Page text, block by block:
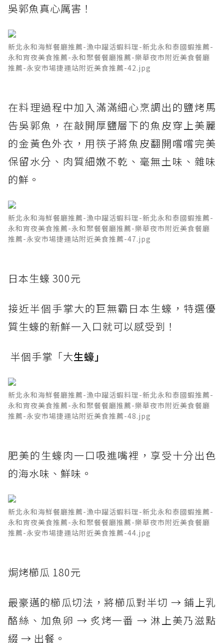
吳郭魚真心厲害！
新北永和海鮮餐廳推薦-漁中躍活蝦料理-新北永和泰國蝦推薦-
永和宵夜美食推薦-永和聚餐餐廳推薦-樂華夜市附近美食餐廳
推薦-永安市場捷運站附近美食推薦-42.jpg
在料理過程中加入滿滿細心烹調出的鹽烤馬
告吳郭魚，在敲開厚鹽層下的魚皮穿上美麗
的金黃色外衣，用筷子將魚皮翻開嚐嚐完美
保留水分、肉質細嫩不乾、毫無土味、雜味
的鮮。
新北永和海鮮餐廳推薦-漁中躍活蝦料理-新北永和泰國蝦推薦-
永和宵夜美食推薦-永和聚餐餐廳推薦-樂華夜市附近美食餐廳
推薦-永安市場捷運站附近美食推薦-47.jpg
日本生蠔 300元
接近半個手掌大的巨無霸日本生蠔，特選優
質生蠔的新鮮一入口就可以感受到！
半個手掌「大生蠔」
新北永和海鮮餐廳推薦-漁中躍活蝦料理-新北永和泰國蝦推薦-
永和宵夜美食推薦-永和聚餐餐廳推薦-樂華夜市附近美食餐廳
推薦-永安市場捷運站附近美食推薦-48.jpg
肥美的生蠔肉一口吸進嘴裡，享受十分出色
的海水味、鮮味。
新北永和海鮮餐廳推薦-漁中躍活蝦料理-新北永和泰國蝦推薦-
永和宵夜美食推薦-永和聚餐餐廳推薦-樂華夜市附近美食餐廳
推薦-永安市場捷運站附近美食推薦-44.jpg
焗烤櫛瓜 180元
最豪邁的櫛瓜切法，將櫛瓜對半切 → 鋪上乳
酪絲、加魚卵 → 炙烤一番 → 淋上美乃滋點
綴 → 出餐。